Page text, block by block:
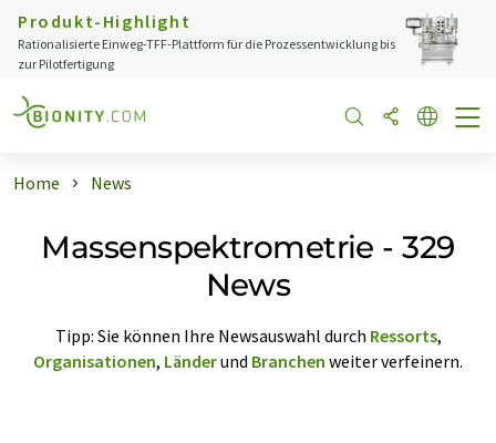
Produkt-Highlight
Rationalisierte Einweg-TFF-Plattform für die Prozessentwicklung bis
zur Pilotfertigung
Home News
Massenspektrometrie - 329
News
Tipp: Sie können Ihre Newsauswahl durch Ressorts,
Organisationen, Länderund Branchen weiter verfeinern.